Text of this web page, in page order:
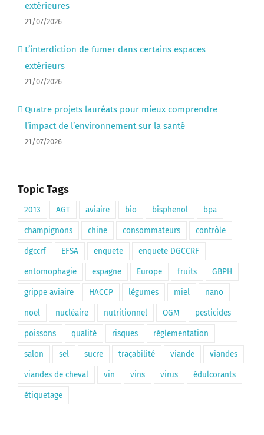
extérieures
21/07/2026
L’interdiction de fumer dans certains espaces
extérieurs
21/07/2026
Quatre projets lauréats pour mieux comprendre
l’impact de l’environnement sur la santé
21/07/2026
Topic Tags
2013 AGT aviaire bio bisphenol bpa
champignons chine consommateurs contrôle
dgccrf EFSA enquete enquete DGCCRF
entomophagie espagne Europe fruits GBPH
grippe aviaire HACCP légumes miel nano
noel nucléaire nutritionnel OGM pesticides
poissons qualité risques règlementation
salon sel sucre traçabilité viande viandes
viandes de cheval vin vins virus édulcorants
étiquetage